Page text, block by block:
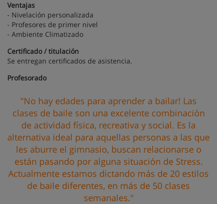
Ventajas
- Nivelación personalizada
- Profesores de primer nivel
- Ambiente Climatizado
Certificado / titulación
Se entregan certificados de asistencia.
Profesorado
"No hay edades para aprender a bailar! Las
clases de baile son una excelente combinación
de actividad física, recreativa y social. Es la
alternativa ideal para aquellas personas a las que
les aburre el gimnasio, buscan relacionarse o
están pasando por alguna situación de Stress.
Actualmente estamos dictando más de 20 estilos
de baile diferentes, en más de 50 clases
semanales."